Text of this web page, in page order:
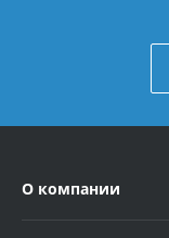
О компании